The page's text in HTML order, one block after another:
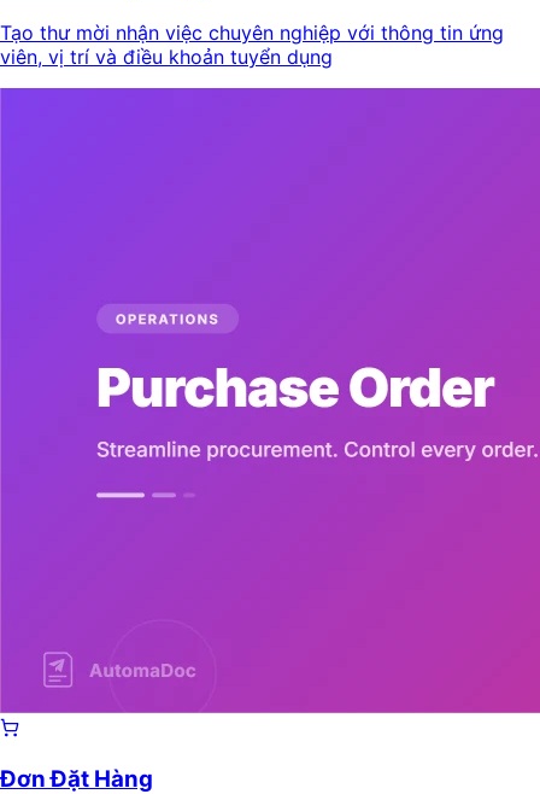
Tạo thư mời nhận việc chuyên nghiệp với thông tin ứng
viên, vị trí và điều khoản tuyển dụng
Đơn Đặt Hàng